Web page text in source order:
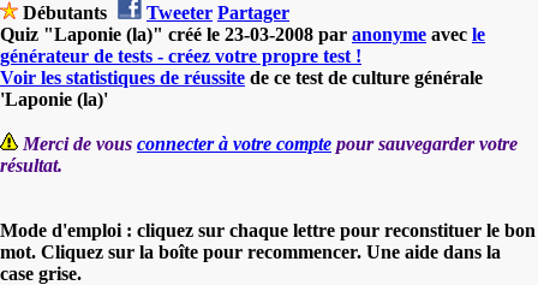
Débutants Tweeter Partager
Quiz "Laponie (la)" créé le 23-03-2008 par anonyme avec le
générateur de tests - créez votre propre test !
Voir les statistiques de réussite de ce test de culture générale
'Laponie (la)'
Merci de vous connecter à votre compte pour sauvegarder votre
résultat.
Mode d'emploi : cliquez sur chaque lettre pour reconstituer le bon
mot. Cliquez sur la boîte pour recommencer. Une aide dans la
case grise.